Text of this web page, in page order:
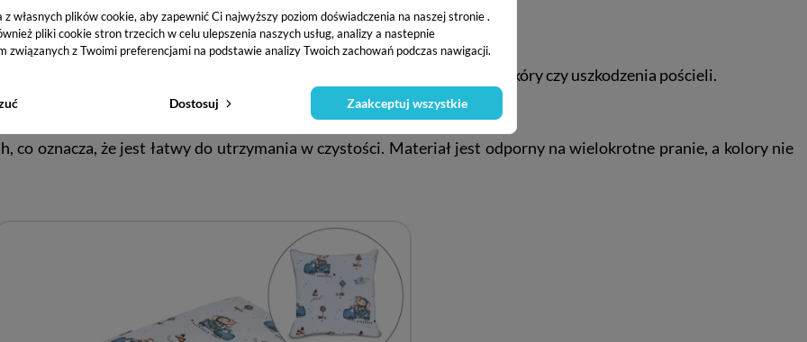
Bezpieczny Zamek
który jest całkowicie ukryty, dzięki czemu nie ma ryzyka podrażnienia skóry czy uszkodzenia pościeli.
co oznacza, że jest łatwy do utrzymania w czystości. Materiał jest odporny na wielokrotne pranie, a kolory nie
własnych plików cookie, aby zapewnić Ci najwyższy poziom doświadczenia na naszej stronie .
pliki cookie stron trzecich w celu ulepszenia naszych usług, analizy a nastepnie
związanych z Twoimi preferencjami na podstawie analizy Twoich zachowań podczas nawigacji.
Dostosuj Zaakceptuj wszystkie